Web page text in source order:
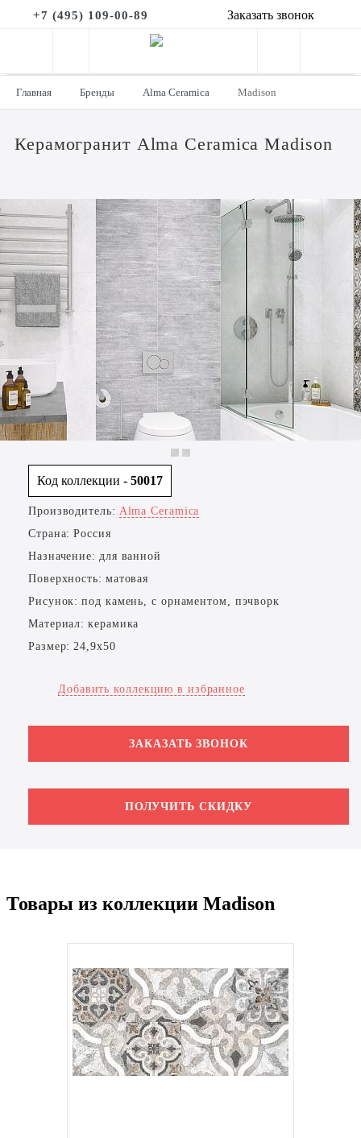
+7 (495) 109-00-89 Заказать звонок
Главная Бренды Alma Ceramica Madison
Керамогранит Alma Ceramica Madison
Код коллекции - 50017
Производитель: Alma Ceramica
Страна: Россия
Назначение: для ванной
Поверхность: матовая
Рисунок: под камень, с орнаментом, пэчворк
Материал: керамика
Размер: 24,9x50
Добавить коллекцию в избранное
ЗАКАЗАТЬ ЗВОНОК
ПОЛУЧИТЬ СКИДКУ
Товары из коллекции Madison